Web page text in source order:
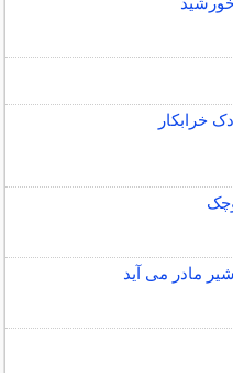
خرابکار
مادر می آید